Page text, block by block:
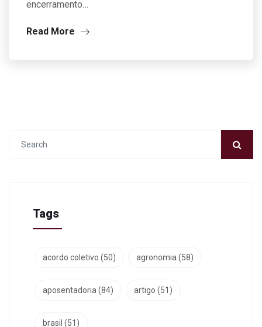
encerramento…
Read More
Tags
acordo coletivo (50) agronomia (58)
aposentadoria (84) artigo (51)
brasil (51)